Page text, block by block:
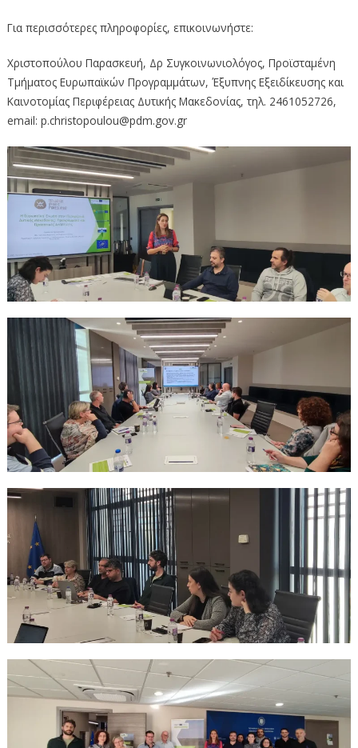
Για περισσότερες πληροφορίες, επικοινωνήστε:
Χριστοπούλου Παρασκευή, Δρ Συγκοινωνιολόγος, Προϊσταμένη
Τμήματος Ευρωπαϊκών Προγραμμάτων, Έξυπνης Εξειδίκευσης και
Καινοτομίας Περιφέρειας Δυτικής Μακεδονίας, τηλ. 2461052726,
email: p.christopoulou@pdm.gov.gr